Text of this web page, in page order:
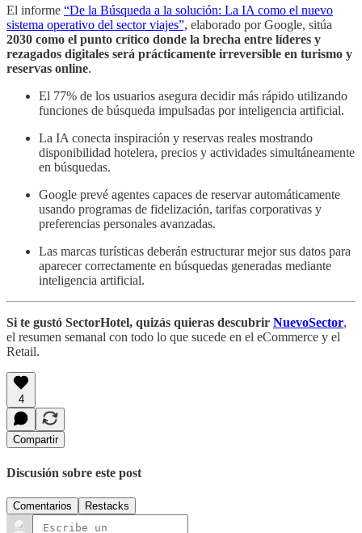
El informe “De la Búsqueda a la solución: La IA como el nuevo
sistema operativo del sector viajes”, elaborado por Google, sitúa
2030 como el punto crítico donde la brecha entre líderes y
rezagados digitales será prácticamente irreversible en turismo y
reservas online.
El 77% de los usuarios asegura decidir más rápido utilizando
funciones de búsqueda impulsadas por inteligencia artificial.
La IA conecta inspiración y reservas reales mostrando
disponibilidad hotelera, precios y actividades simultáneamente
en búsquedas.
Google prevé agentes capaces de reservar automáticamente
usando programas de fidelización, tarifas corporativas y
preferencias personales avanzadas.
Las marcas turísticas deberán estructurar mejor sus datos para
aparecer correctamente en búsquedas generadas mediante
inteligencia artificial.
Si te gustó SectorHotel, quizás quieras descubrir NuevoSector,
el resumen semanal con todo lo que sucede en el eCommerce y el
Retail.
4
Compartir
Discusión sobre este post
Comentarios Restacks